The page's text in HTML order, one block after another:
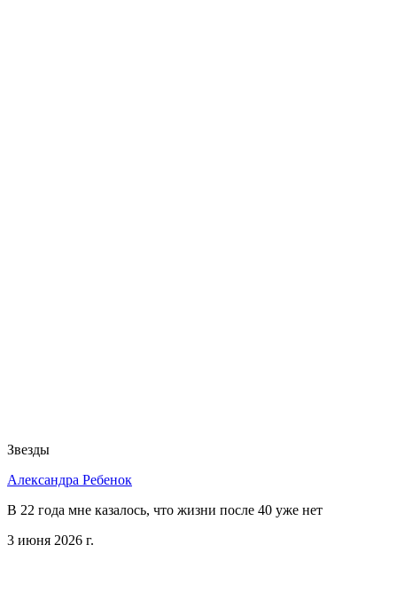
Звезды
Александра Ребенок
В 22 года мне казалось, что жизни после 40 уже нет
3 июня 2026 г.